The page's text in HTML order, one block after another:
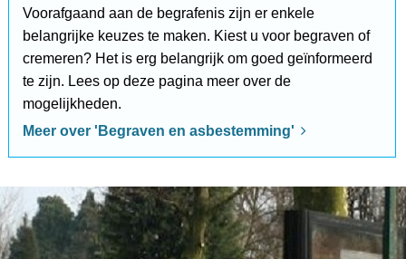
Voorafgaand aan de begrafenis zijn er enkele
belangrijke keuzes te maken. Kiest u voor begraven of
cremeren? Het is erg belangrijk om goed geïnformeerd
te zijn. Lees op deze pagina meer over de
mogelijkheden.
Meer over 'Begraven en asbestemming'